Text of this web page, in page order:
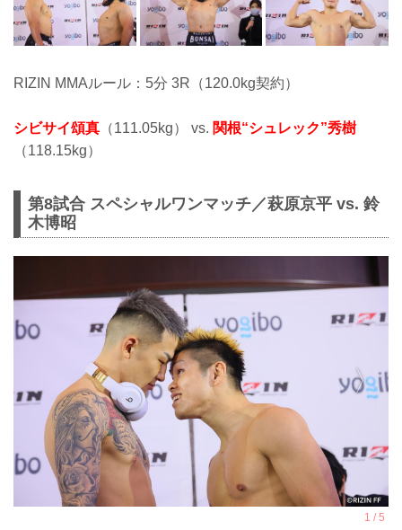
RIZIN MMAルール：5分 3R（120.0kg契約）
シビサイ頌真 （111.05kg） vs. 関根“シュレック”秀樹
（118.15kg）
第8試合 スペシャルワンマッチ／萩原京平 vs. 鈴
木博昭